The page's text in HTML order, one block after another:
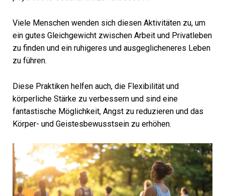
Viele Menschen wenden sich diesen Aktivitäten zu, um
ein gutes Gleichgewicht zwischen Arbeit und Privatleben
zu finden und ein ruhigeres und ausgeglicheneres Leben
zu führen.
Diese Praktiken helfen auch, die Flexibilität und
körperliche Stärke zu verbessern und sind eine
fantastische Möglichkeit, Angst zu reduzieren und das
Körper- und Geistesbewusstsein zu erhöhen.